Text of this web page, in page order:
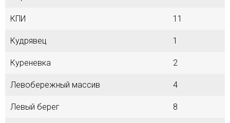
КПИ 11
Кудрявец 1
Куреневка 2
Левобережный массив 4
Левый берег 8